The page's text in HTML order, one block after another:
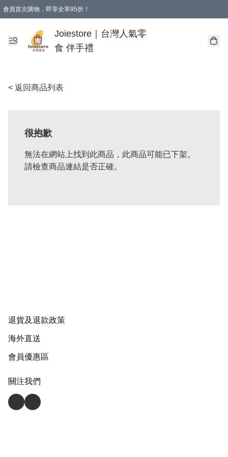
會員首次購物，即享全單95折！
購物滿 HKD 350.00即享免運費優惠！（適用於 本地送貨、本地取貨 )
Joiestore｜台灣人氣零
食 伴手禮
< 返回商品列表
很抱歉
無法在網站上找到此商品，此商品可能已下架。
請檢查商品連結是否正確。
退貨及退款政策
海外直送
會員優惠區
關注我們